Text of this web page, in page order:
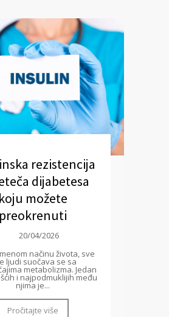
rezistencija
dijabetesa
koju možete
preokrenuti
20/04/2026
načinu života, sve
ljudi suočava se sa
metabolizma. Jedan
i najpodmuklijih među
njima je...
Pročitajte više